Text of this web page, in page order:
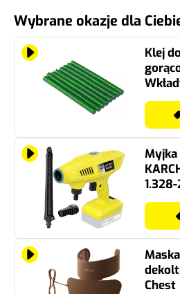
Wybrane okazje dla
Klej
brokat
Myjka
Chest